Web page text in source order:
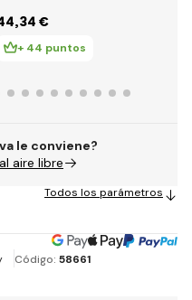
,34 €
+ 44 puntos
le conviene?
aire libre
Todos los parámetros
Código: 58661